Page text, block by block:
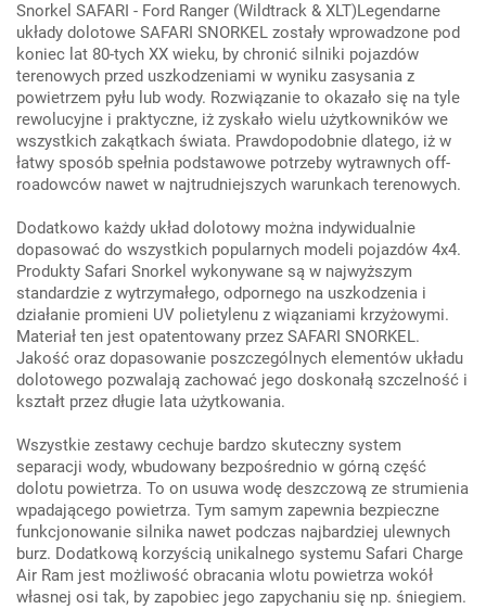
Snorkel SAFARI - Ford Ranger (Wildtrack & XLT)Legendarne
układy dolotowe SAFARI SNORKEL zostały wprowadzone pod
koniec lat 80-tych XX wieku, by chronić silniki pojazdów
terenowych przed uszkodzeniami w wyniku zasysania z
powietrzem pyłu lub wody. Rozwiązanie to okazało się na tyle
rewolucyjne i praktyczne, iż zyskało wielu użytkowników we
wszystkich zakątkach świata. Prawdopodobnie dlatego, iż w
łatwy sposób spełnia podstawowe potrzeby wytrawnych off-
roadowców nawet w najtrudniejszych warunkach terenowych.
Dodatkowo każdy układ dolotowy można indywidualnie
dopasować do wszystkich popularnych modeli pojazdów 4x4.
Produkty Safari Snorkel wykonywane są w najwyższym
standardzie z wytrzymałego, odpornego na uszkodzenia i
działanie promieni UV polietylenu z wiązaniami krzyżowymi.
Materiał ten jest opatentowany przez SAFARI SNORKEL.
Jakość oraz dopasowanie poszczególnych elementów układu
dolotowego pozwalają zachować jego doskonałą szczelność i
kształt przez długie lata użytkowania.
Wszystkie zestawy cechuje bardzo skuteczny system
separacji wody, wbudowany bezpośrednio w górną część
dolotu powietrza. To on usuwa wodę deszczową ze strumienia
wpadającego powietrza. Tym samym zapewnia bezpieczne
funkcjonowanie silnika nawet podczas najbardziej ulewnych
burz. Dodatkową korzyścią unikalnego systemu Safari Charge
Air Ram jest możliwość obracania wlotu powietrza wokół
własnej osi tak, by zapobiec jego zapychaniu się np. śniegiem.